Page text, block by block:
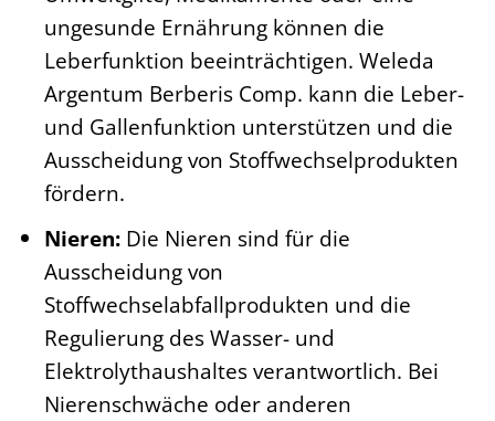
ungesunde Ernährung können die
Leberfunktion beeinträchtigen. Weleda
Argentum Berberis Comp. kann die Leber-
und Gallenfunktion unterstützen und die
Ausscheidung von Stoffwechselprodukten
fördern.
Nieren:Die Nieren sind für die
Ausscheidung von
Stoffwechselabfallprodukten und die
Regulierung des Wasser- und
Elektrolythaushaltes verantwortlich. Bei
Nierenschwäche oder anderen